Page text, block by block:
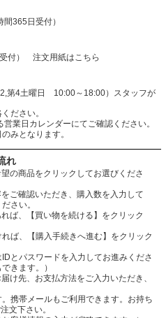
間365日受付）
付）
注文用紙はこちら
第4土曜日 10:00～18:00）スタッフが
ださい。
業日カレンダーにてご確認ください。
みとなります。
れ
の商品をクリックしてお選びくださ
ご確認いただき、購入数を入力して
さい。
ば、【買い物を続ける】をクリック
【購入手続きへ進む】をクリック
スワードを入力してお進みくださ
きます。）
け先、お支払方法をご入力いただき、
メールもご利用できます。お持ち
文下さい。